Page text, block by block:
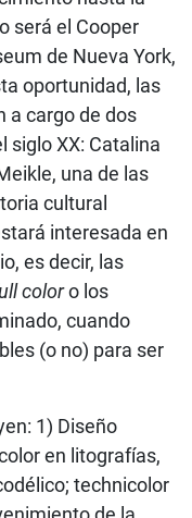
será el Cooper
de Nueva York,
oportunidad, las
a cargo de dos
siglo XX: Catalina
una de las
cultural
interesada en
es decir, las
coloro los
cuando
(o no) para ser
1) Diseño
en litografías,
technicolor